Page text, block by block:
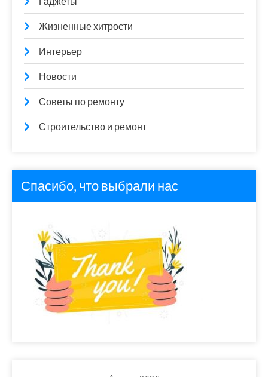
Жизненные хитрости
Интерьер
Новости
Советы по ремонту
Строительство и ремонт
Спасибо, что выбрали нас